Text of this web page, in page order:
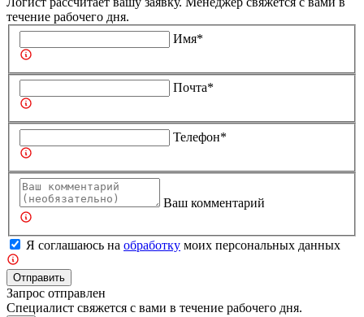
течение рабочего дня.
Имя*
Почта*
Телефон*
Ваш комментарий
Я соглашаюсь на обработку моих персональных данных
Отправить
Запрос отправлен
Специалист свяжется с вами в течение рабочего дня.